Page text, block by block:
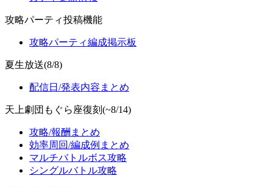
攻略パーティ投稿機能
攻略パーティ編成掲示板
夏生放送(8/8)
配信日/発表内容まとめ
天上劇団もぐら座復刻(~8/14)
攻略/報酬まとめ
効率周回/編成例まとめ
マルチバトルボス攻略
シングルバトル攻略